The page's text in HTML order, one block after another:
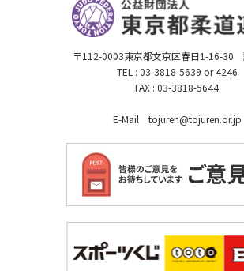
〒112-0003東京都文京区春日1-16-30
TEL : 03-3818-5639 or 4246
FAX : 03-3818-5644
E-Mail tojuren@tojuren.or.jp